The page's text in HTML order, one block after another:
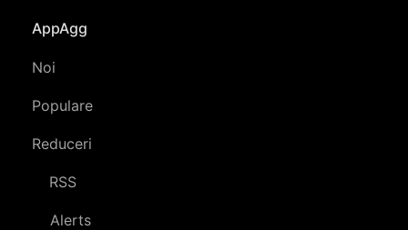
AppAgg
Noi
Populare
Reduceri
RSS
Alerts